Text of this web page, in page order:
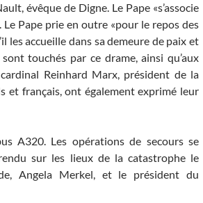
évêque de Digne. Le Pape «s’associe
Pape prie en outre «pour le repos des
les accueille dans sa demeure de paix et
touchés par ce drame, ainsi qu’aux
Reinhard Marx, président de la
et français, ont également exprimé leur
A320. Les opérations de secours se
sur les lieux de la catastrophe le
Angela Merkel, et le président du